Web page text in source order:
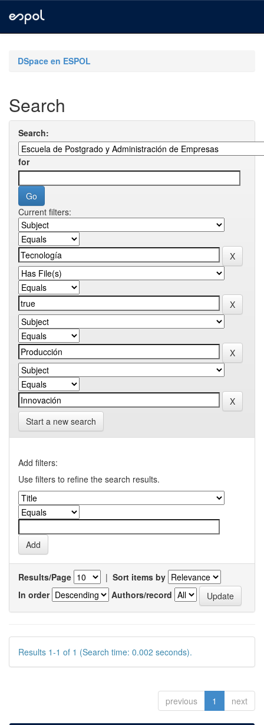
navigationDSpace en ESPOL
Search
Search:
for
Current filters:
Start a new search
Add filters:
Use filters to refine the search results.
Results/Page | Sort items by
In order
Authors/record
Results 1-1 of 1 (Search time: 0.002 seconds).
previous 1 next